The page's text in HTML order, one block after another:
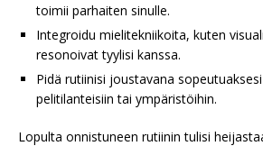
toimii parhaiten sinulle.
Integroidu mielitekniikoita, kuten
resonoivat tyylisi kanssa.
Pidä rutiinisi joustavana
pelitilanteisiin tai ympäristöihin.
Lopulta onnistuneen rutiinin tulisi